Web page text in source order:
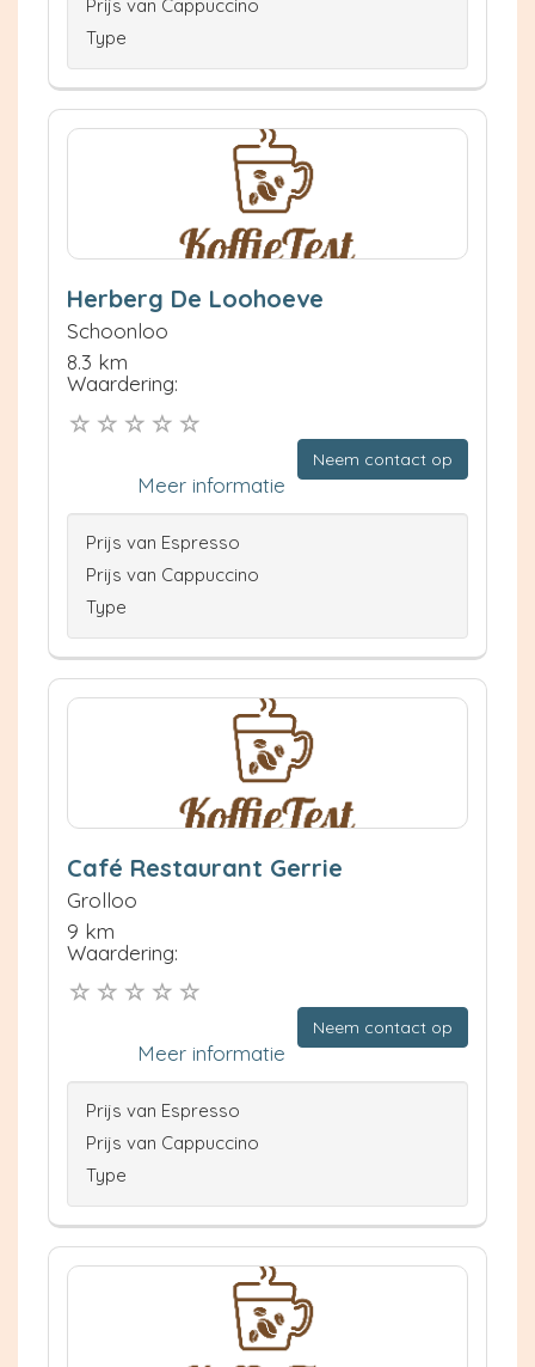
Prijs van Cappuccino
Type
Herberg De Loohoeve
Schoonloo
8.3 km
Waardering:
Neem contact op
Meer informatie
Prijs van Espresso
Prijs van Cappuccino
Type
Café Restaurant Gerrie
Grolloo
9 km
Waardering:
Neem contact op
Meer informatie
Prijs van Espresso
Prijs van Cappuccino
Type